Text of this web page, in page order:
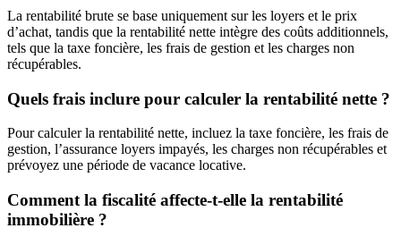
La rentabilité brute se base uniquement sur les loyers et le prix
d’achat, tandis que la rentabilité nette intègre des coûts additionnels,
tels que la taxe foncière, les frais de gestion et les charges non
récupérables.
Quels frais inclure pour calculer la rentabilité nette ?
Pour calculer la rentabilité nette, incluez la taxe foncière, les frais de
gestion, l’assurance loyers impayés, les charges non récupérables et
prévoyez une période de vacance locative.
Comment la fiscalité affecte-t-elle la rentabilité
immobilière ?